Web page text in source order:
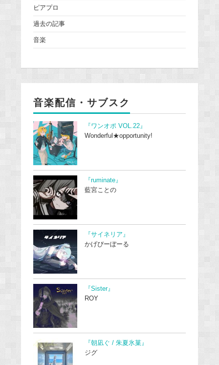
ピアプロ
過去の記事
音楽
音楽配信・サブスク
『ワンオポ VOL.22』
Wonderful★opportunity!
『ruminate』
藍宮ことの
『サイネリア』
かげぴーぼーる
『Sister』
ROY
『朝凪ぐ / 朱夏氷菓』
ジグ